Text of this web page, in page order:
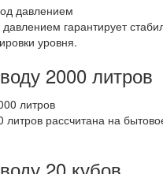
гарантирует
уровня.
2000 литров
литров рассчитана на